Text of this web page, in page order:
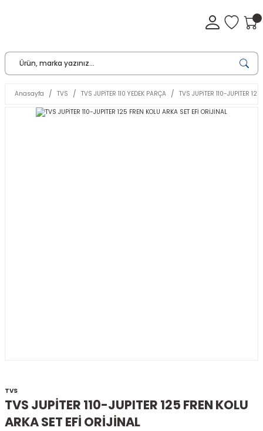
Anasayfa TVS TVS JUPİTER 110 YEDEK PARÇA TVS JUPİTER 110-JUPITER
TVS
TVS JUPİTER 110-JUPITER 125 FREN KOLU
ARKA SET EFİ ORİJİNAL